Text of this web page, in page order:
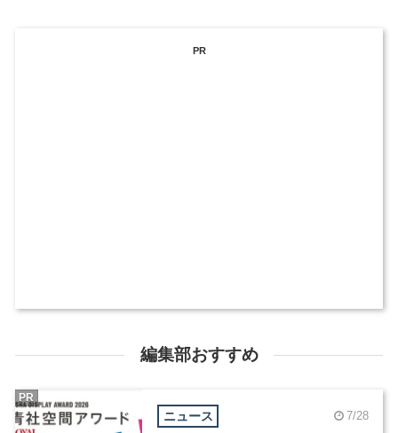
PR
編集部おすすめ
ニュース 7/28
PR